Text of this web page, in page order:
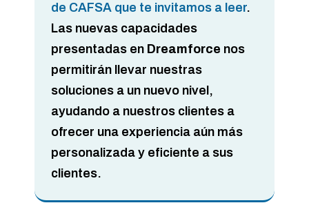
de CAFSA que te invitamos a leer.
Las nuevas capacidades
presentadas en Dreamforce nos
permitirán llevar nuestras
soluciones a un nuevo nivel,
ayudando a nuestros clientes a
ofrecer una experiencia aún más
personalizada y eficiente a sus
clientes.